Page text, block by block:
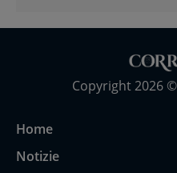
Copyright 2026
Home
Notizie